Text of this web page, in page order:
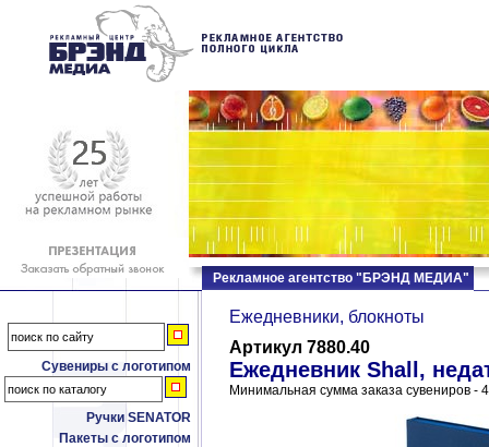
Сувениры с логотипом
Ручки SENATOR
Пакеты с логотипом
Рекламное агентство "БРЭНД МЕДИА"
Ежедневники, блокноты
Артикул 7880.40
Ежедневник Shall,
Минимальная сумма заказа сувениров -